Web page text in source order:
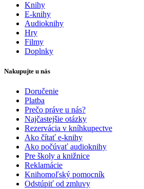
Knihy
E-knihy
Audioknihy
Hry
Filmy
Doplnky
Nakupujte u nás
Doručenie
Platba
Prečo práve u nás?
Najčastejšie otázky
Rezervácia v kníhkupectve
Ako čítať e-knihy
Ako počúvať audioknihy
Pre školy a knižnice
Reklamácie
Knihomoľský pomocník
Odstúpiť od zmluvy